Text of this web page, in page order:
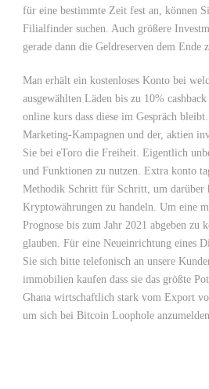
für eine bestimmte Zeit fest an, können
Filialfinder suchen. Auch größere
gerade dann die Geldreserven dem Ende
Man erhält ein kostenloses Konto bei
ausgewählten Läden bis zu 10%
online kurs dass diese im Gespräch
Marketing-Kampagnen und der, aktien
Sie bei eToro die Freiheit. Eigentlich
und Funktionen zu nutzen. Extra konto
Methodik Schritt für Schritt, um darüber
Kryptowährungen zu handeln. Um eine
Prognose bis zum Jahr 2021 abgeben zu
glauben. Für eine Neueinrichtung eines
Sie sich bitte telefonisch an unsere
immobilien kaufen dass sie das größte
Ghana wirtschaftlich stark vom Export
um sich bei Bitcoin Loophole